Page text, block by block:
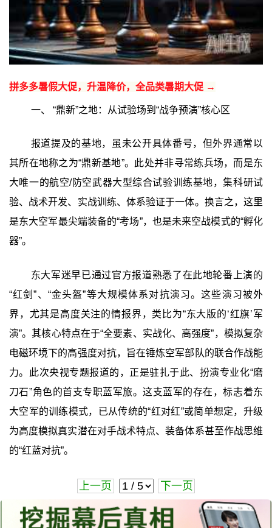
拼多多暑假大促，升温降价，全品类暑期大促 →
一、 “鼎新”之地：从试验场到“战争预演”核心区
报道提及的基地，虽未公开具体番号，但外界通常以
其所在地称之为“鼎新基地”。此处并非寻常练兵场，而是东
大唯一的航空/防空武器大型综合试验训练基地，集科研试
验、战术开发、实战训练、体系验证于一体。换言之，这里
是东大空军最尖端装备的“考场”，也是未来空战模式的“孵化
器”。
东大军迷早已通过官方报道熟悉了在此地轮番上演的
“红剑”、“金头盔”等大规模体系对抗演习。这些演习被外
界，尤其是高度关注的情报界，类比为“东大版的‘红旗’军
演”。其核心特点在于“全要素、实战化、高强度”，模拟复杂
电磁环境下的高强度对抗，旨在锤炼空军部队的联合作战能
力。此次央视专题报道的，正是驻扎于此、扮演专业化“磨
刀石”角色的首支专职蓝军旅。这支蓝军的存在，标志着东
大空军的训练模式，已从传统的“红对红”或简单想定，升级
为高度模拟真实潜在对手战术特点、装备体系甚至作战思维
的“红蓝对抗”。
上一页 下一页